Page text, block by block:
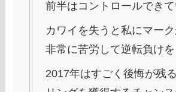
前半はコントロールできて
カワイを失うと私にマー
非常に苦労して逆転負けを
2017年はすごく後悔が残